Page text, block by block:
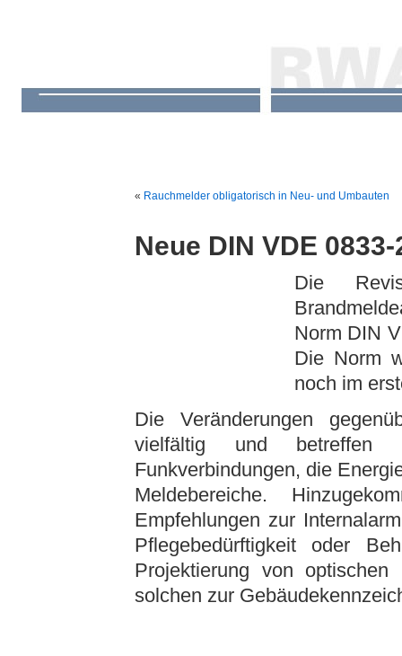
« Rauchmelder obligatorisch in Neu- und Umbauten
Neue DIN VDE
Die
Norm DIN
Die Norm
noch im
Die Veränderungen
vielfältig und betreffen
Funkverbindungen, die
Meldebereiche.
Empfehlungen zur
Pflegebedürftigkeit oder
Projektierung von
solchen zur